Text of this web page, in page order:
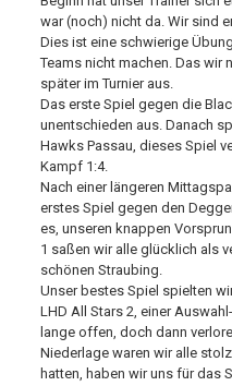
war (noch) nicht da. Wir sind
Dies ist eine schwierige
Teams nicht machen. Das wir
später im Turnier aus.
Das erste Spiel gegen die
unentschieden aus. Danach
Hawks Passau, dieses Spiel
Kampf 1:4.
Nach einer längeren
erstes Spiel gegen den
es, unseren knappen
1 saßen wir alle glücklich als
schönen Straubing.
Unser bestes Spiel spielten
LHD All Stars 2, einer
lange offen, doch dann
Niederlage waren wir alle
hatten, haben wir uns für das